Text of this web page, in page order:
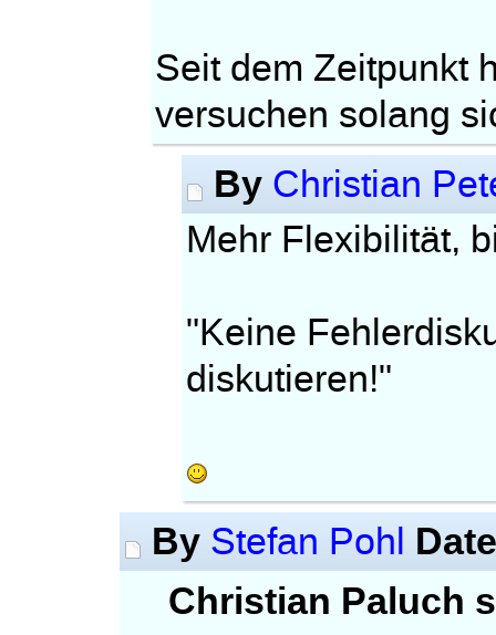
Seit dem Zeitpunkt
versuchen solang
By Christian
Mehr Flexibilität,
"Keine
diskutieren!"
By Stefan Pohl
Christian Paluch